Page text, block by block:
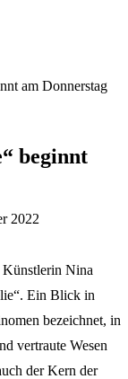
am Donnerstag
beginnt
2022
Künstlerin Nina
Ein Blick in
bezeichnet, in
vertraute Wesen
der Kern der